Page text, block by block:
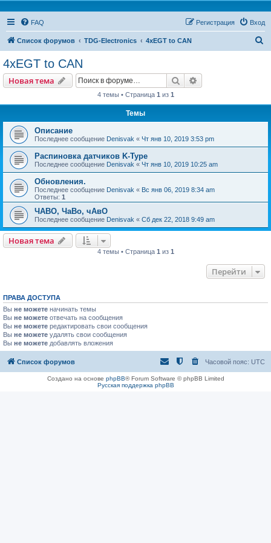
FAQ Вход
Регистрация
Список форумов TDG-Electronics 4xEGT to CAN
4xEGT to CAN
Новая тема Поиск
4 темы • Страница 1 из 1
Темы
Описание
Последнее сообщение Denisvak « Чт янв 10, 2019 3:53 pm
Распиновка датчиков K-Type
Последнее сообщение Denisvak « Чт янв 10, 2019 10:25 am
Обновления.
Последнее сообщение Denisvak « Вс янв 06, 2019 8:34 am
Ответы: 1
ЧАВО, ЧаВо, чАвО
Последнее сообщение Denisvak « Сб дек 22, 2018 9:49 am
Новая тема
4 темы • Страница 1 из 1
Перейти
ПРАВА ДОСТУПА
Вы не можете начинать темы
Вы не можете отвечать на сообщения
Вы не можете редактировать свои сообщения
Вы не можете удалять свои сообщения
Вы не можете добавлять вложения
Список форумов Часовой пояс: UTC
Создано на основе phpBB® Forum Software © phpBB Limited
Русская поддержка phpBB